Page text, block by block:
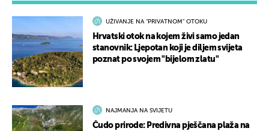
UŽIVANJE NA "PRIVATNOM" OTOKU
Hrvatski otok na kojem živi samo jedan
stanovnik: Ljepotan koji je diljem svijeta
poznat po svojem "bijelom zlatu"
NAJMANJA NA SVIJETU
Čudo prirode: Predivna pješčana plaža na